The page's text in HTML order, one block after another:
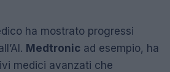
ha mostrato progressi
Medtronic ad esempio, ha
medici avanzati che